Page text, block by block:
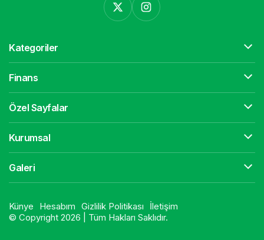
Kategoriler
Finans
Özel Sayfalar
Kurumsal
Galeri
Künye Hesabım Gizlilik Politikası
İletişim
© Copyright 2026 | Tüm Hakları Saklıdır.